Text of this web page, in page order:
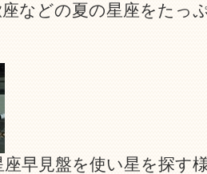
座などの夏の星座をたっ
早見盤を使い星を探す